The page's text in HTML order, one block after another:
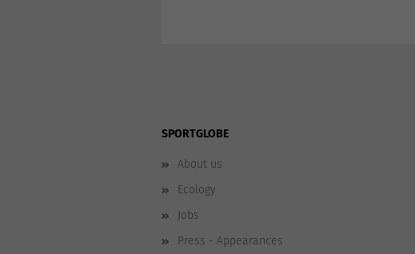
SPORTGLOBE
About us
Ecology
Jobs
Press - Appearances